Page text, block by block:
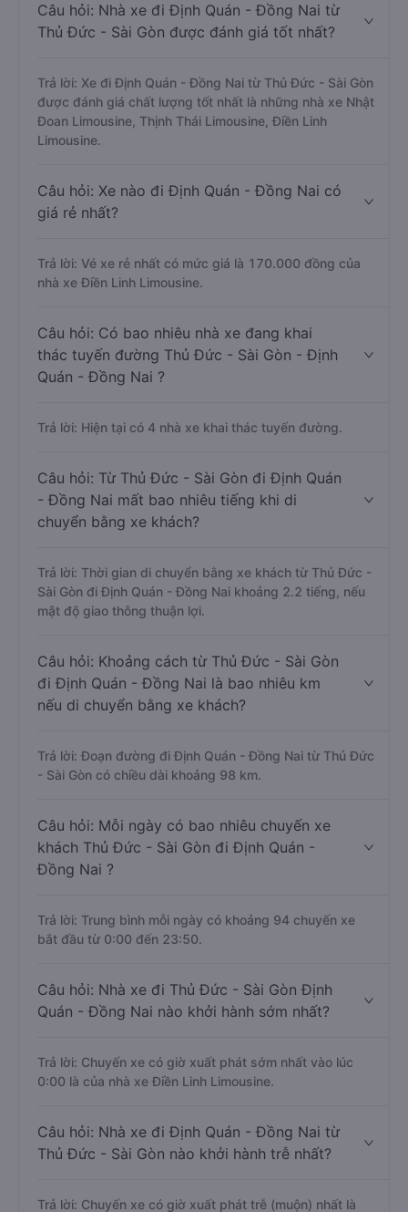
Câu hỏi: Nhà xe đi Định Quán - Đồng Nai từ
Thủ Đức - Sài Gòn được đánh giá tốt nhất?
Trả lời: Xe đi Định Quán - Đồng Nai từ Thủ Đức - Sài Gòn
được đánh giá chất lượng tốt nhất là những nhà xe Nhật
Đoan Limousine, Thịnh Thái Limousine, Điền Linh
Limousine.
Câu hỏi: Xe nào đi Định Quán - Đồng Nai có
giá rẻ nhất?
Trả lời: Vé xe rẻ nhất có mức giá là 170.000 đồng của
nhà xe Điền Linh Limousine.
Câu hỏi: Có bao nhiêu nhà xe đang khai
thác tuyến đường Thủ Đức - Sài Gòn - Định
Quán - Đồng Nai ?
Trả lời: Hiện tại có 4 nhà xe khai thác tuyến đường.
Câu hỏi: Từ Thủ Đức - Sài Gòn đi Định Quán
- Đồng Nai mất bao nhiêu tiếng khi di
chuyển bằng xe khách?
Trả lời: Thời gian di chuyển bằng xe khách từ Thủ Đức -
Sài Gòn đi Định Quán - Đồng Nai khoảng 2.2 tiếng, nếu
mật độ giao thông thuận lợi.
Câu hỏi: Khoảng cách từ Thủ Đức - Sài Gòn
đi Định Quán - Đồng Nai là bao nhiêu km
nếu di chuyển bằng xe khách?
Trả lời: Đoạn đường đi Định Quán - Đồng Nai từ Thủ Đức
- Sài Gòn có chiều dài khoảng 98 km.
Câu hỏi: Mỗi ngày có bao nhiêu chuyến xe
khách Thủ Đức - Sài Gòn đi Định Quán -
Đồng Nai ?
Trả lời: Trung bình mỗi ngày có khoảng 94 chuyến xe
bắt đầu từ 0:00 đến 23:50.
Câu hỏi: Nhà xe đi Thủ Đức - Sài Gòn Định
Quán - Đồng Nai nào khởi hành sớm nhất?
Trả lời: Chuyến xe có giờ xuất phát sớm nhất vào lúc
0:00 là của nhà xe Điền Linh Limousine.
Câu hỏi: Nhà xe đi Định Quán - Đồng Nai từ
Thủ Đức - Sài Gòn nào khởi hành trễ nhất?
Trả lời: Chuyến xe có giờ xuất phát trễ (muộn) nhất là